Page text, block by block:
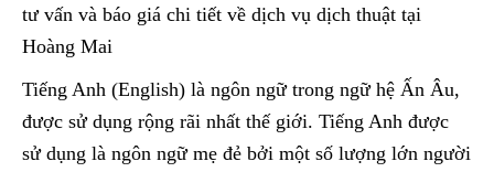
tư vấn và báo giá chi tiết về dịch vụ dịch thuật tại
Hoàng Mai
Tiếng Anh (English) là ngôn ngữ trong ngữ hệ Ấn Âu,
được sử dụng rộng rãi nhất thế giới. Tiếng Anh được
sử dụng là ngôn ngữ mẹ đẻ bởi một số lượng lớn người